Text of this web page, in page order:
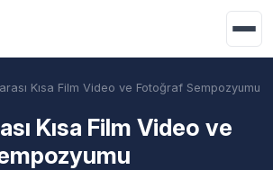
Kısa Film Video ve Fotoğraf Sempozyumu
Kısa Film Video ve